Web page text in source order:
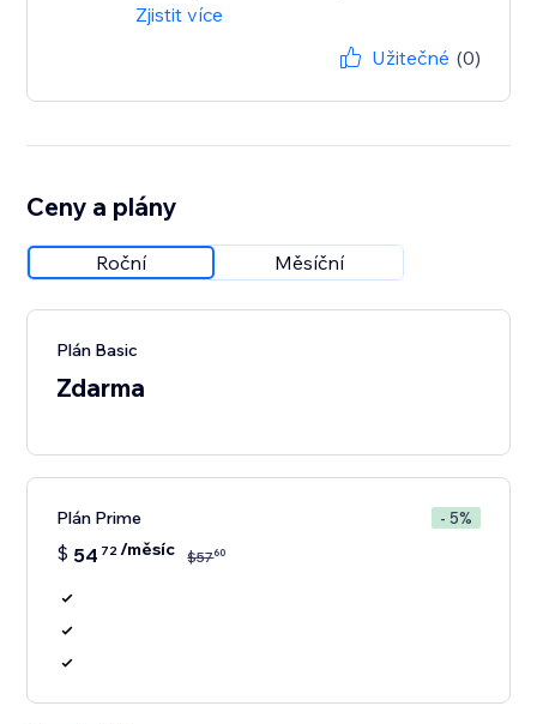
Zjistit více
Užitečné (0)
Ceny a plány
Roční Měsíční
Plán Basic
Zdarma
Plán Prime - 5%
$ 54 72/měsíc $5760